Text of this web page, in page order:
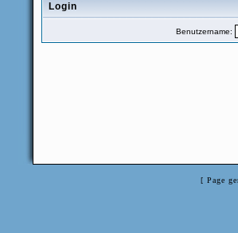
Login
Benutzername:
[ Page